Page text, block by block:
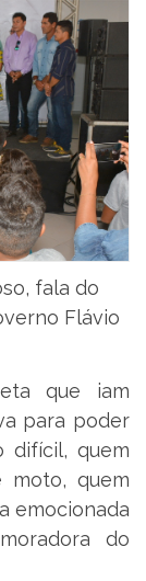
fala do
Flávio
que iam
para poder
difícil, quem
moto, quem
emocionada
do